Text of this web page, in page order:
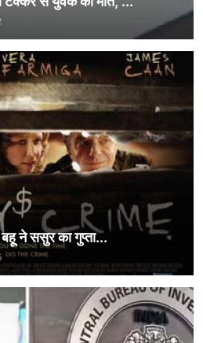
बहू ने ससुर का गुप्ता...